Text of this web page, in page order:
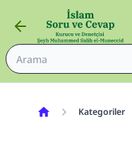
Kategoriler